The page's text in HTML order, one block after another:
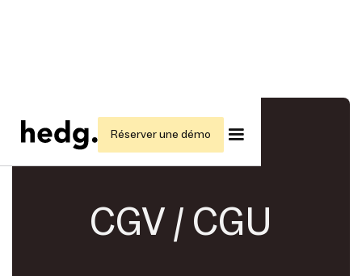
Réserver une démo
CGV / CGU